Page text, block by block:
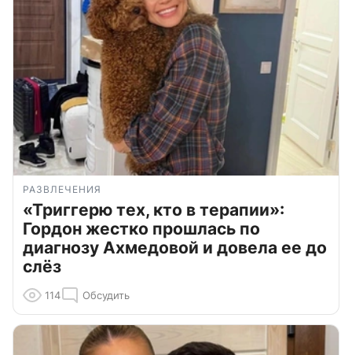
РАЗВЛЕЧЕНИЯ
«Триггерю тех, кто в терапии»:
Гордон жестко прошлась по
диагнозу Ахмедовой и довела ее до
слёз
114 Обсудить